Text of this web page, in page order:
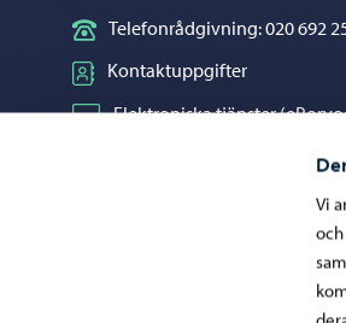
Vi
Telefonrådgivning: 020 692
Kontaktuppgifter
Elektroniska tjänster
Kartor och lägesinformation